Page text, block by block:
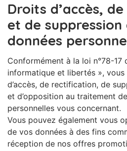
Droits d’accès,
et de suppression
données
Conformément à la loi n°78-17
informatique et libertés », vous
d’accès, de rectification, de
et d’opposition au traitement
personnelles vous concernant.
Vous pouvez également vous
de vos données à des fins
réception de nos offres